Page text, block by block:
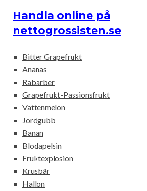
Handla online på
nettogrossisten.se
Bitter Grapefrukt
Ananas
Rabarber
Grapefrukt-Passionsfrukt
Vattenmelon
Jordgubb
Banan
Blodapelsin
Fruktexplosion
Krusbär
Hallon